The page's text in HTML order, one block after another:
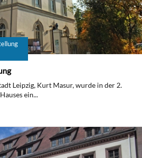
Leipzig, Kurt Masur, wurde in der 2.
ein...